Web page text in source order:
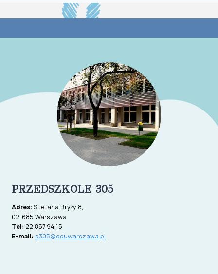
PRZEDSZKOLE 305
Adres: Stefana Bryły 8,
02-685 Warszawa
Tel: 22 857 94 15
E-mail: p305@eduwarszawa.pl